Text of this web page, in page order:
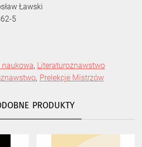
Ławski
5
naukowa, Literaturoznawstwo
, Prelekcje Mistrzów
PRODUKTY